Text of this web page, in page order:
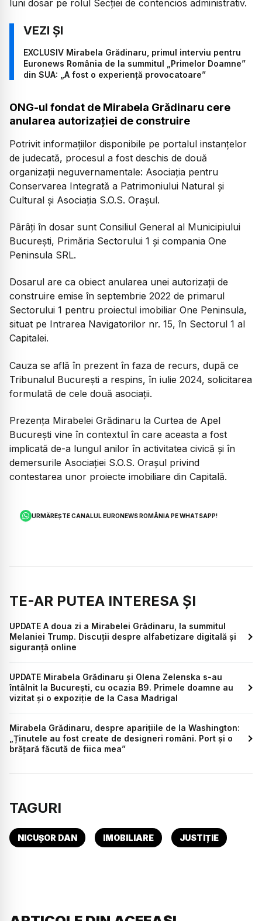
luni dosar pe rolul Secției de contencios administrativ.
EXCLUSIV Mirabela Grădinaru, primul interviu pentru
Euronews România de la summitul „Primelor Doamne”
din SUA: „A fost o experiență provocatoare”
ONG-ul fondat de Mirabela Grădinaru cere
anularea autorizației de construire
Potrivit informațiilor disponibile pe portalul instanțelor
de judecată, procesul a fost deschis de două
organizații neguvernamentale: Asociația pentru
Conservarea Integrată a Patrimoniului Natural și
Cultural și Asociația S.O.S. Orașul.
Pârâți în dosar sunt Consiliul General al Municipiului
București, Primăria Sectorului 1 și compania One
Peninsula SRL.
Dosarul are ca obiect anularea unei autorizații de
construire emise în septembrie 2022 de primarul
Sectorului 1 pentru proiectul imobiliar One Peninsula,
situat pe Intrarea Navigatorilor nr. 15, în Sectorul 1 al
Capitalei.
Cauza se află în prezent în faza de recurs, după ce
Tribunalul București a respins, în iulie 2024, solicitarea
formulată de cele două asociații.
Prezența Mirabelei Grădinaru la Curtea de Apel
București vine în contextul în care aceasta a fost
implicată de-a lungul anilor în activitatea civică și în
demersurile Asociației S.O.S. Orașul privind
contestarea unor proiecte imobiliare din Capitală.
URMĂREȘTE CANALUL EURONEWS ROMÂNIA PE WHATSAPP!
TE-AR PUTEA INTERESA ȘI
UPDATE A doua zi a Mirabelei Grădinaru, la summitul
Melaniei Trump. Discuții despre alfabetizare digitală și
siguranță online
UPDATE Mirabela Grădinaru și Olena Zelenska s-au
întâlnit la București, cu ocazia B9. Primele doamne au
vizitat și o expoziție de la Casa Madrigal
Mirabela Grădinaru, despre aparițiile de la Washington:
„Ținutele au fost create de designeri români. Port și o
brățară făcută de fiica mea”
TAGURI
NICUȘOR DAN IMOBILIARE JUSTIȚIE